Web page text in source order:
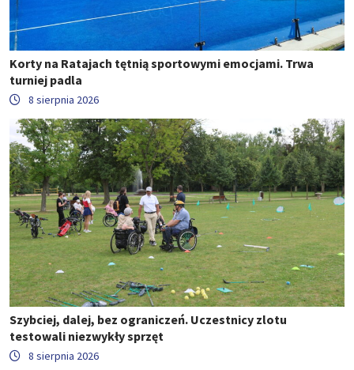
Korty na Ratajach tętnią sportowymi emocjami. Trwa
turniej padla
8 sierpnia 2026
Szybciej, dalej, bez ograniczeń. Uczestnicy zlotu
testowali niezwykły sprzęt
8 sierpnia 2026